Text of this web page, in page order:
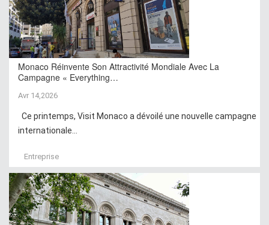
Monaco Réinvente Son Attractivité Mondiale Avec La
Campagne « Everything…
Avr 14,2026
Ce printemps, Visit Monaco a dévoilé une nouvelle campagne
internationale...
Entreprise